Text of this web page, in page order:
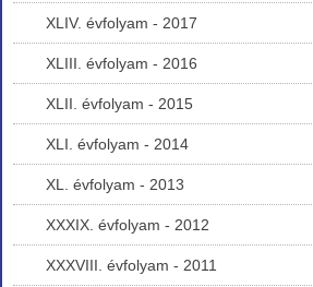
XLIV. évfolyam - 2017
XLIII. évfolyam - 2016
XLII. évfolyam - 2015
XLI. évfolyam - 2014
XL. évfolyam - 2013
XXXIX. évfolyam - 2012
XXXVIII. évfolyam - 2011